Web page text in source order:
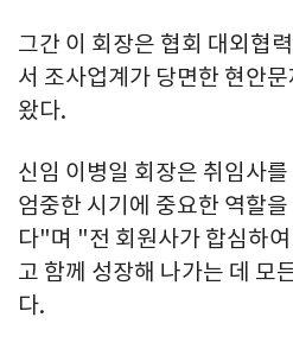
그간 이 회장은 협회 대외협
서 조사업계가 당면한 현안
왔다.
신임 이병일 회장은 취임사
엄중한 시기에 중요한 역할
다"며 "전 회원사가 합심하
고 함께 성장해 나가는 데 모
다.